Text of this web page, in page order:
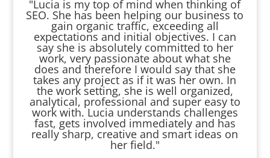
"Lucia is my top of mind when thinking of
SEO. She has been helping our business to
gain organic traffic, exceeding all
expectations and initial objectives. I can
say she is absolutely committed to her
work, very passionate about what she
does and therefore I would say that she
takes any project as if it was her own. In
the work setting, she is well organized,
analytical, professional and super easy to
work with. Lucia understands challenges
fast, gets involved immediately and has
really sharp, creative and smart ideas on
her field."